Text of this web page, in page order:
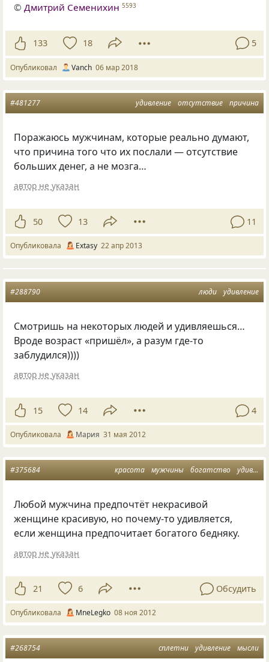
© Дмитрий Семенихин 5593
133 18 5
Опубликовал Vanch 06 мар 2018
удивление отсутствие причина
#481277
Поражаюсь мужчинам, которые реально думают,
что причина того что их послали — отсутствие
больших денег, а не мозга…
автор не указан
50 13 11
Опубликовала Extasy 22 апр 2013
люди удивление
#288790
Смотришь на некоторых людей и удивляешься…
Вроде возраст«пришёл», а разум где-то
заблудился))))
автор не указан
15 14 4
Опубликовала Мария 31 мая 2012
красота мужчины богатство удивление
#375684
Любой мужчина предпочтёт некрасивой
женщине красивую, но почему-то удивляется,
если женщина предпочитает богатого бедняку.
автор не указан
21 6 Обсудить
Опубликовала MneLegko 08 ноя 2012
сплетни удивление мысли
#268754